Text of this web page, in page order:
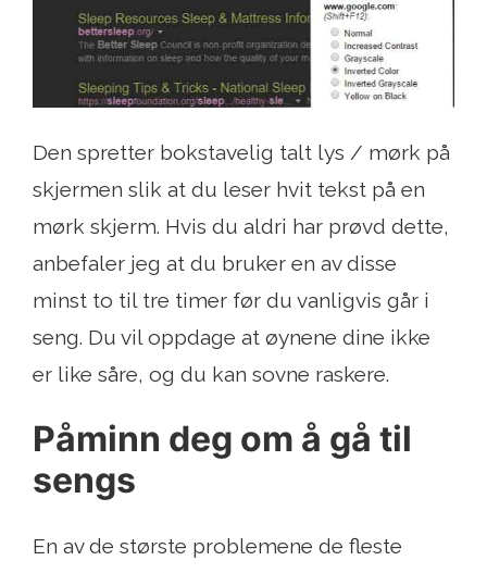
Den spretter bokstavelig talt lys / mørk på
skjermen slik at du leser hvit tekst på en
mørk skjerm. Hvis du aldri har prøvd dette,
anbefaler jeg at du bruker en av disse
minst to til tre timer før du vanligvis går i
seng. Du vil oppdage at øynene dine ikke
er like såre, og du kan sovne raskere.
Påminn deg om å gå til
sengs
En av de største problemene de fleste